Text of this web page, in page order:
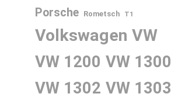
Porsche Rometsch T1
Volkswagen VW
VW 1200 VW 1300
VW 1302 VW 1303